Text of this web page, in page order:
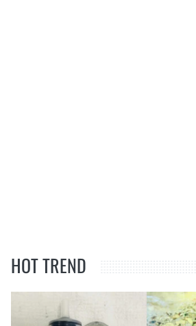
HOT TREND